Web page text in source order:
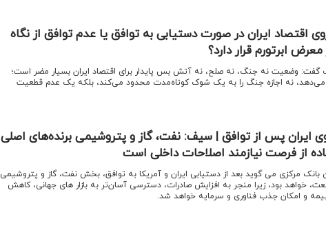
اقتصاد ایران در صورت دستیابی به توافق یا عدم توافق از نگاه
ابرتورم قرار دارد؟
گفت: وضعیت نه جنگ، نه صلح، نه آتش ‌بس پایدار برای اقتصاد ایران بسیار مضر است؛
می‌دهد، نه اجازه جنگ را به یک شوک کوتاه‌مدت محدود می‌کند، بلکه یک عدم ‌قطعیت
ایران پس از توافق | سیف: نفت، گاز و پتروشیمی برنده‌های اصلی
از فرصت نیازمند اصلاحات داخلی است
بانک مرکزی می گوید بعد از دستیابی ایران و آمریکا به توافق، بخش نفت، گاز و پتروشیمی
خواهد بود، زیرا منجر به افزایش صادرات، دسترسی آسان‌تر به بازار های جهانی، کاهش
و امکان جذب فناوری و سرمایه خواهد شد.